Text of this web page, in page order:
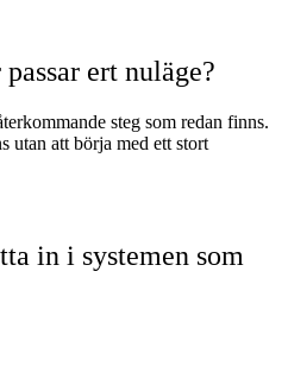
ert nuläge?
steg som redan finns.
utan att börja med ett stort
in i systemen som